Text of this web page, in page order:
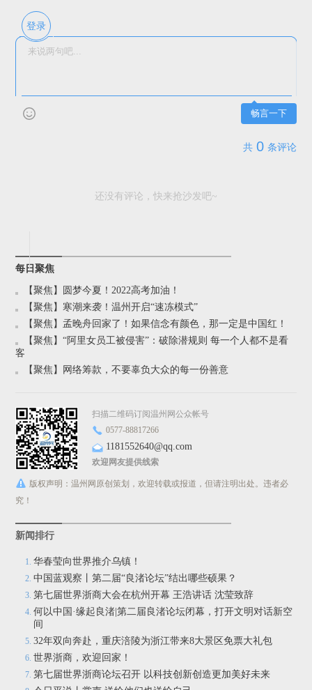
登录
畅言一下
共 0 条评论
还没有评论，快来抢沙发吧~
每日聚焦
【聚焦】圆梦今夏！2022高考加油！
【聚焦】寒潮来袭！温州开启“速冻模式”
【聚焦】孟晚舟回家了！如果信念有颜色，那一定是中国红！
【聚焦】“阿里女员工被侵害”：破除潜规则 每一个人都不是看
客
【聚焦】网络筹款，不要辜负大众的每一份善意
扫描二维码订阅温州网公众帐号
0577-88817266
1181552640@qq.com
欢迎网友提供线索
版权声明：温州网原创策划，欢迎转载或报道，但请注明出处。违者必
究！
新闻排行
华春莹向世界推介乌镇！
中国蓝观察丨第二届“良渚论坛”结出哪些硕果？
第七届世界浙商大会在杭州开幕 王浩讲话 沈莹致辞
何以中国·缘起良渚|第二届良渚论坛闭幕，打开文明对话新空
间
32年双向奔赴，重庆涪陵为浙江带来8大景区免票大礼包
世界浙商，欢迎回家！
第七届世界浙商论坛召开 以科技创新创造更加美好未来